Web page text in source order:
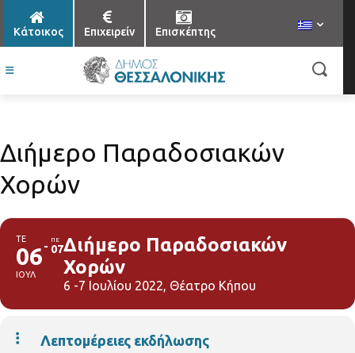
Κάτοικος Επιχειρείν Επισκέπτης
Διήμερο Παραδοσιακών
Χορών
ΤΕ
06
ΙΟΥΛ
ΠΕ
07Διήμερο Παραδοσιακών
Χορών
6 -7 Ιουλίου 2022, Θέατρο Κήπου
Λεπτομέρειες εκδήλωσης